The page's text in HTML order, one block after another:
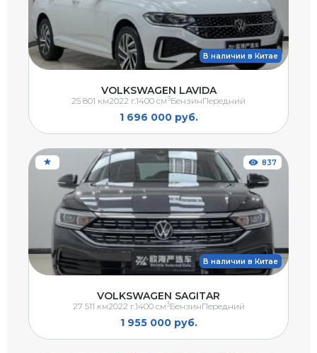
В наличии в Китае
VOLKSWAGEN LAVIDA
1 696 000 руб.
25 801 км2022 г.1400 см3БензинПередний
В наличии в Китае
837
VOLKSWAGEN SAGITAR
1 955 000 руб.
27 511 км2022 г.1400 см3БензинПередний